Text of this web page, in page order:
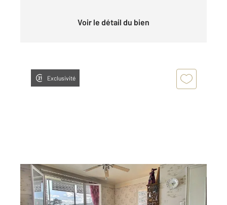
Voir le détail du bien
Exclusivité
BEYNOST 01
82,30 m2, 5 pièces
Ref : 9670